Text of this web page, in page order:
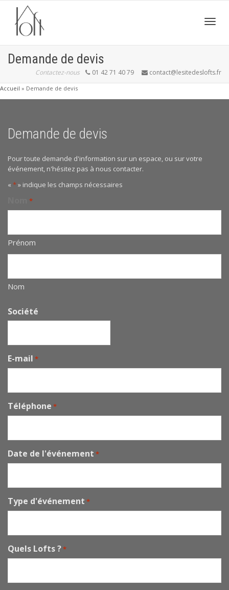
Demande de devis
Contactez-nous 01 42 71 40 79 contact@lesitedeslofts.fr
Accueil » Demande de devis
Demande de devis
Pour toute demande d'information sur un espace, ou sur votre
événement, n'hésitez pas à nous contacter.
« *» indique les champs nécessaires
*
Prénom
Nom
Société
E-mail *
Téléphone *
Date de l'événement *
Type d'événement *
Quels Lofts ?*